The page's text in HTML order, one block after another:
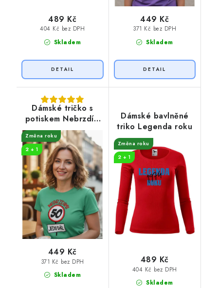
Skladem
404 Kč bez DPH
489 Kč
Skladem
371 Kč bez DPH
449 Kč
Dámské tričko s
potiskem Nebrzdím
50
Změna roku
2 + 1
Skladem
371 Kč bez DPH
449 Kč
Dámské bavlněné
triko Legenda roku
Změna roku
2 + 1
Skladem
404 Kč bez DPH
489 Kč